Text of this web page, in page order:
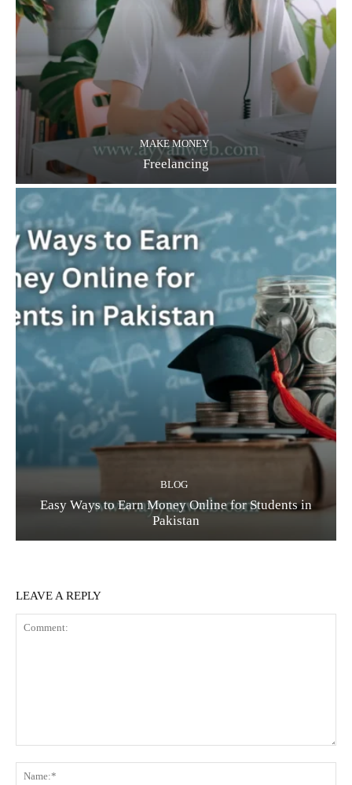
MAKE MONEY
Freelancing
BLOG
Easy Ways to Earn Money Online for Students in
Pakistan
LEAVE A REPLY